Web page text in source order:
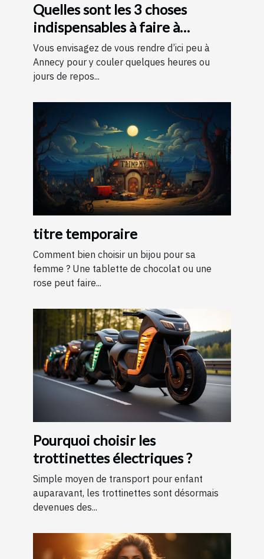
Quelles sont les 3 choses
indispensables à faire à
Annecy ?
Vous envisagez de vous rendre d’ici peu à
Annecy pour y couler quelques heures ou
jours de repos...
titre temporaire
Comment bien choisir un bijou pour sa
femme ? Une tablette de chocolat ou une
rose peut faire...
Pourquoi choisir les
trottinettes électriques ?
Simple moyen de transport pour enfant
auparavant, les trottinettes sont désormais
devenues des...